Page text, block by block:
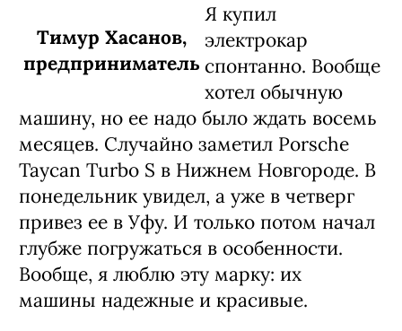
Тимур Хасанов,
предприниматель
Я купил
электрокар
спонтанно. Вообще
хотел обычную
машину, но ее надо было ждать восемь
месяцев. Случайно заметил Porsche
Taycan Turbo S в Нижнем Новгороде. В
понедельник увидел, а уже в четверг
привез ее в Уфу. И только потом начал
глубже погружаться в особенности.
Вообще, я люблю эту марку: их
машины надежные и красивые.